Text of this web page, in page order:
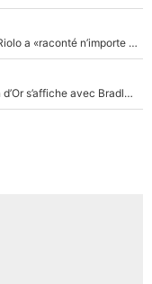
«Je m’en veux terriblement» : Le jour où Daniel Riolo a «raconté n’importe quoi» dans l'After Foot !
Ousmane Dembélé de retour au PSG : Le Ballon d’Or s’affiche avec Bradley Barcola en plein cœur du feuilleton sur son départ !